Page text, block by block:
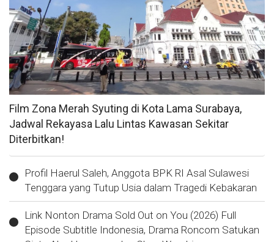
Film Zona Merah Syuting di Kota Lama Surabaya,
Jadwal Rekayasa Lalu Lintas Kawasan Sekitar
Diterbitkan!
Profil Haerul Saleh, Anggota BPK RI Asal Sulawesi
Tenggara yang Tutup Usia dalam Tragedi Kebakaran
Link Nonton Drama Sold Out on You (2026) Full
Episode Subtitle Indonesia, Drama Roncom Satukan